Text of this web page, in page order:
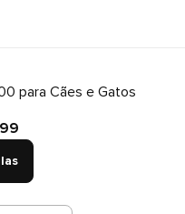
para Cães e Gatos